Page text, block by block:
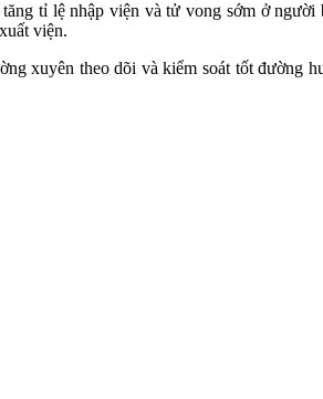
tỉ lệ nhập viện và tử vong sớm ở người
viện.
xuyên theo dõi và kiểm soát tốt đường